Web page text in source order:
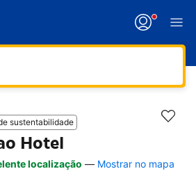
sustentabilidade
Hotel
acessibilidade
localização — Mostrar no mapa